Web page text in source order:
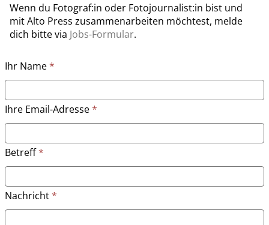
Wenn du Fotograf:in oder Fotojournalist:in bist und
mit Alto Press zusammenarbeiten möchtest, melde
dich bitte via Jobs-Formular.
Ihr Name
Ihre Email-Adresse
Betreff
Nachricht